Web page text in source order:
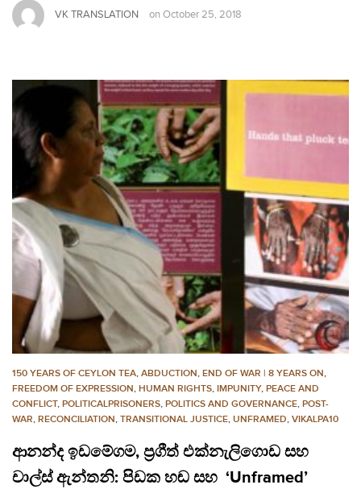
VK TRANSLATION on October 25, 2018
150 YEARS OF CEYLON TEA, ABDUCTION, END OF WAR | 8 YEARS ON,
FREEDOM OF EXPRESSION, HUMAN RIGHTS, IMPUNITY, PEACE AND
CONFLICT, POLITICALPRISONERS, POLITICS AND GOVERNANCE, POST-
WAR, RECONCILIATION, TRANSITIONAL JUSTICE, UNFRAMED, VIKALPA10
ආනන්ද ඉඩමේගම, ප්‍රගීත් එක්නැලිගොඩ සහ
චාල්ස් ඇන්තනි: පිඩක හඬ සහ ‘Unframed’